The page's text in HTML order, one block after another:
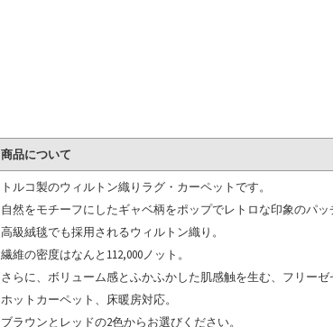
商品について
トルコ製のウィルトン織りラグ・カーペットです。
自然をモチーフにしたギャベ柄をポップでレトロな印象のパッ
高級絨毯でも採用されるウィルトン織り。
繊維の密度はなんと112,000ノット。
さらに、ボリューム感とふかふかした肌感触を生む、フリーゼ
ホットカーペット、床暖房対応。
ブラウンとレッドの2色からお選びください。